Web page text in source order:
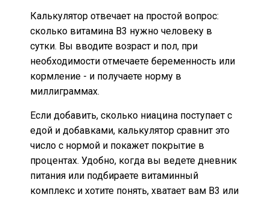
Калькулятор отвечает на простой вопрос:
сколько витамина B3 нужно человеку в
сутки. Вы вводите возраст и пол, при
необходимости отмечаете беременность или
кормление - и получаете норму в
миллиграммах.
Если добавить, сколько ниацина поступает с
едой и добавками, калькулятор сравнит это
число с нормой и покажет покрытие в
процентах. Удобно, когда вы ведете дневник
питания или подбираете витаминный
комплекс и хотите понять, хватает вам B3 или